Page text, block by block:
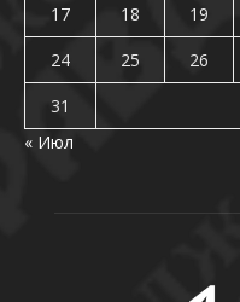
17
18 19
24
25 26
31
« Июл